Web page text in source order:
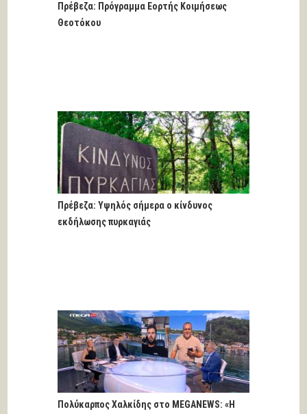
Πρέβεζα: Πρόγραμμα Eορτής Κοιμήσεως
Θεοτόκου
Πρέβεζα: Υψηλός σήμερα ο κίνδυνος
εκδήλωσης πυρκαγιάς
Πολύκαρπος Χαλκίδης στο MEGANEWS: «Η